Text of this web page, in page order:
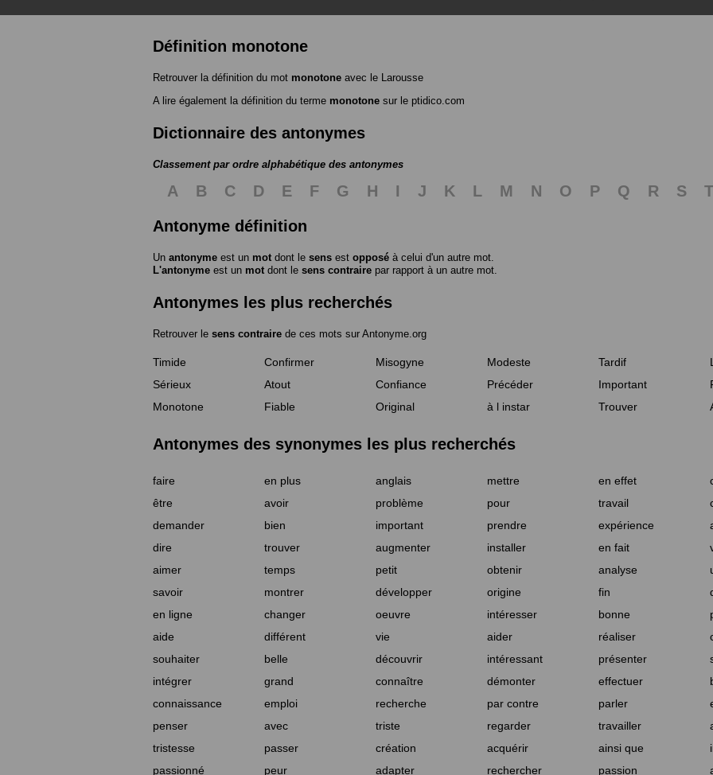
Définition monotone
Retrouver la définition du mot monotone avec le Larousse
A lire également la définition du terme monotone sur le ptidico.com
Dictionnaire des antonymes
Classement par ordre alphabétique des antonymes
A B C D E F G H I J K L M N O P Q R S T
Antonyme définition
Un antonyme est un mot dont le sens est opposé à celui d'un autre mot.
L'antonyme est un mot dont le sens contraire par rapport à un autre mot.
Antonymes les plus recherchés
Retrouver le sens contraire de ces mots sur Antonyme.org
Timide Confirmer Misogyne Modeste Tardif
Sérieux
Atout Confiance Précéder Important
Monotone
Fiable Original à l instar Trouver
Antonymes des synonymes les plus recherchés
faire en plus anglais mettre en effet
être
avoir problème pour travail
demander
bien important prendre expérience
dire
trouver augmenter installer en fait
aimer
temps petit obtenir analyse
savoir
montrer développer origine fin
en ligne
changer oeuvre intéresser bonne
aide
différent vie aider réaliser
souhaiter
belle découvrir intéressant présenter
intégrer
grand connaître démonter effectuer
connaissance
emploi recherche par contre parler
penser
avec triste regarder travailler
tristesse
passer création acquérir ainsi que
passionné
peur adapter rechercher passion